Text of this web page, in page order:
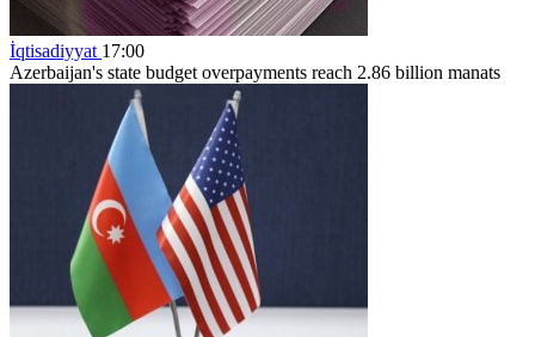
İqtisadiyyat 17:00
Azerbaijan's state budget overpayments reach 2.86 billion manats